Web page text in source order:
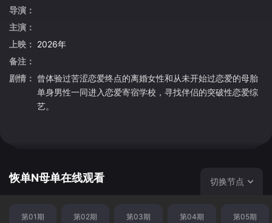
导演：
主演：
上映： 2026年
备注：
剧情： 曾体验过苦涩恋爱终点的离婚女性和从未开始过恋爱的母胎
单身男性一同进入恋爱寄宿学校，寻找伴侣的突破性恋爱综
艺。
恢单N母单在线观看 切换节点
第01期 第02期 第03期 第04期 第05期